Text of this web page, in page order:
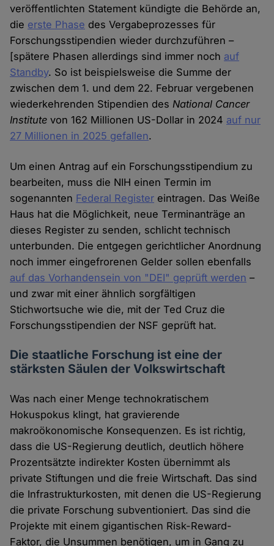
veröffentlichten Statement kündigte die Behörde an,
die erste Phase des Vergabeprozesses für
Forschungsstipendien wieder durchzuführen –
[spätere Phasen allerdings sind immer noch auf
Standby. So ist beispielsweise die Summe der
zwischen dem 1. und dem 22. Februar vergebenen
wiederkehrenden Stipendien desNational Cancer
Institute von 162 Millionen US-Dollar in 2024 auf nur
27 Millionen in 2025 gefallen.
Um einen Antrag auf ein Forschungsstipendium zu
bearbeiten, muss die NIH einen Termin im
sogenannten Federal Register eintragen. Das Weiße
Haus hat die Möglichkeit, neue Terminanträge an
dieses Register zu senden, schlicht technisch
unterbunden. Die entgegen gerichtlicher Anordnung
noch immer eingefrorenen Gelder sollen ebenfalls
auf das Vorhandensein von "DEI" geprüft werden –
und zwar mit einer ähnlich sorgfältigen
Stichwortsuche wie die, mit der Ted Cruz die
Forschungsstipendien der NSF geprüft hat.
Die staatliche Forschung ist eine der
stärksten Säulen der Volkswirtschaft
Was nach einer Menge technokratischem
Hokuspokus klingt, hat gravierende
makroökonomische Konsequenzen. Es ist richtig,
dass die US-Regierung deutlich, deutlich höhere
Prozentsätzte indirekter Kosten übernimmt als
private Stiftungen und die freie Wirtschaft. Das sind
die Infrastrukturkosten, mit denen die US-Regierung
die private Forschung subventioniert. Das sind die
Projekte mit einem gigantischen Risk-Reward-
Faktor, die Unsummen benötigen, um in Gang zu